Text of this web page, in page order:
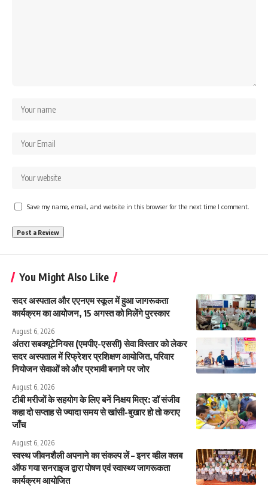
Save my name, email, and website in this browser for the next time I comment.
You Might Also Like
सदर अस्पताल और एएनएम स्कूल में हुआ जागरूकता
कार्यक्रम का आयोजन, 15 अगस्त को मिलेंगे पुरस्कार
August 6, 2026
अंतरा सबक्यूटेनियस (एमपीए-एससी) सेवा विस्तार को लेकर
सदर अस्पताल में रिफ्रेशर प्रशिक्षण आयोजित, परिवार
नियोजन सेवाओं को और प्रभावी बनाने पर जोर
August 6, 2026
टीबी मरीजों के सहयोग के लिए बनें निक्षय मित्र: डॉ संजीव
कहा दो सप्ताह से ज्यादा समय से खांसी-बुखार हो तो कराए
जाँच
August 6, 2026
स्वस्थ जीवनशैली अपनाने का संकल्प लें – इनर व्हील क्लब
ऑफ गया सनराइज द्वारा पोषण एवं स्वास्थ्य जागरूकता
कार्यक्रम आयोजित